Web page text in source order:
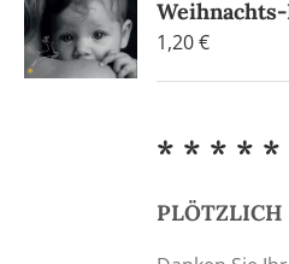
1,20€
* * * * *